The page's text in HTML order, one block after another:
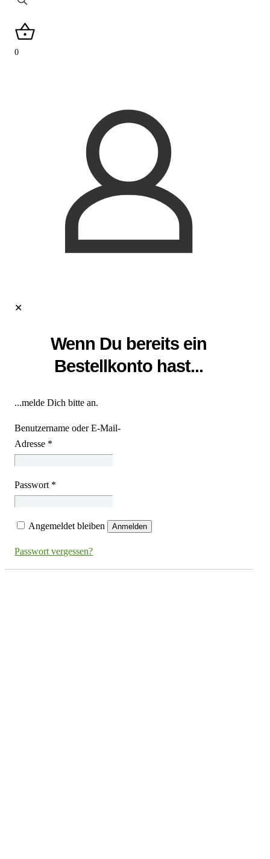
0
✕
Wenn Du bereits ein
Bestellkonto hast...
...melde Dich bitte an.
Benutzername oder E-Mail-
Adresse *
Passwort *
Angemeldet bleiben Anmelden
Passwort vergessen?